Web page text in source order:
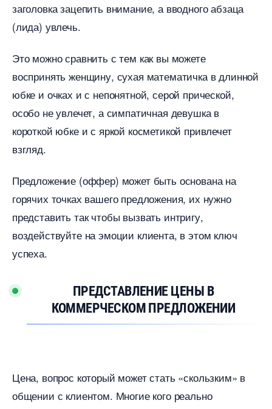
заголовка зацепить внимание, а вводного абзаца
(лида) увлечь.
Это можно сравнить с тем как вы можете
оспринять женщину, сухая математичка в длинной
юбке и очках и с непонятной, серой прической,
особо не увлечет, а симпатичная девушка
короткой юбке и с яркой косметикой привлечет
згляд.
Предложение (оффер) может быть основана на
орячих точках вашего предложения, их нужно
представить так чтобы вызвать интригу,
оздействуйте на эмоции клиента, в этом ключ
успеха.
ПРЕДСТАВЛЕНИЕ ЦЕНЫ
КОММЕРЧЕСКОМ ПРЕДЛОЖЕНИИ
Цена, вопрос который может стать «скользким»
общении с клиентом. Многие кого реально